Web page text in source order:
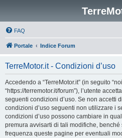
FAQ
Portale Indice Forum
TerreMotor.it - Condizioni d’uso
Accedendo a “TerreMotor.it” (in seguito
“https://terremotor.it/forum”), l’utente
seguenti condizioni d’uso. Se non accetti
condizioni d’uso seguenti non utilizzare i
condizioni d’uso possono cambiare in
premura avvisarti di tali modifiche,
frequenza queste pagine per eventuali